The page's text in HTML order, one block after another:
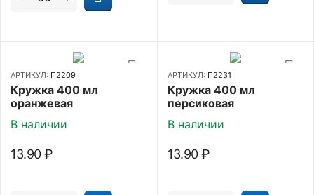
АРТИКУЛ: П2209
Кружка 400 мл
оранжевая
В наличии
13.90 ₽
АРТИКУЛ: П2231
Кружка 400 мл
персиковая
В наличии
13.90 ₽